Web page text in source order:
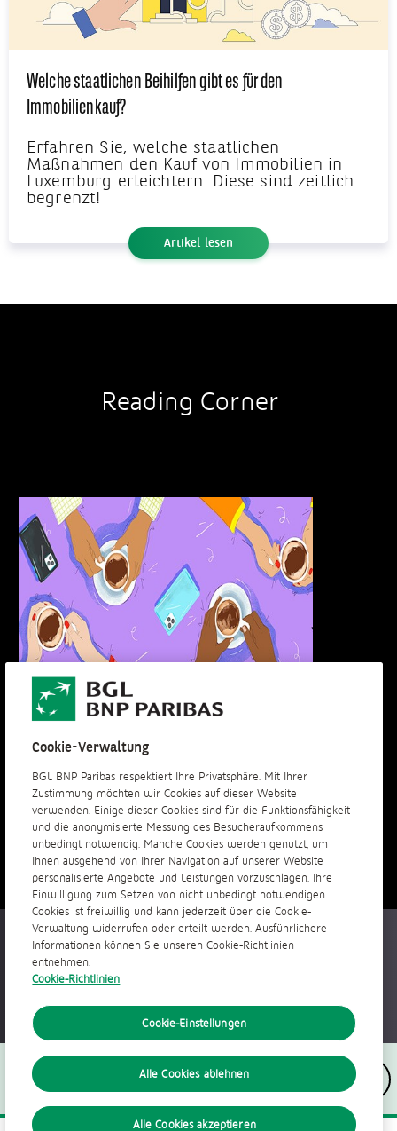
Welche staatlichen Beihilfen gibt es für den
Immobilienkauf?
Erfahren Sie, welche staatlichen
Maßnahmen den Kauf von Immobilien in
Luxemburg erleichtern. Diese sind zeitlich
begrenzt!
Artikel lesen
Reading Corner
Entdecken Sie alle unsere
Tipps
Erfahren Sie mehr
Überall jederzeit verfügbar
Folgen Sie uns
Cookie-Verwaltung
BGL BNP Paribas respektiert Ihre Privatsphäre. Mit Ihrer
Zustimmung möchten wir Cookies auf dieser Website
verwenden. Einige dieser Cookies sind für die Funktionsfähigkeit
und die anonymisierte Messung des Besucheraufkommens
unbedingt notwendig. Manche Cookies werden genutzt, um
Ihnen ausgehend von Ihrer Navigation auf unserer Website
personalisierte Angebote und Leistungen vorzuschlagen. Ihre
Einwilligung zum Setzen von nicht unbedingt notwendigen
Cookies ist freiwillig und kann jederzeit über die Cookie-
Verwaltung widerrufen oder erteilt werden. Ausführlichere
Informationen können Sie unseren Cookie-Richtlinien
entnehmen.
Cookie-Richtlinien
Cookie-Einstellungen
Alle Cookies ablehnen
Alle Cookies akzeptieren